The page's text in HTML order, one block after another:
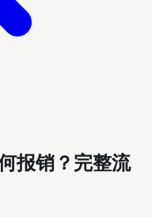
报销？完整流